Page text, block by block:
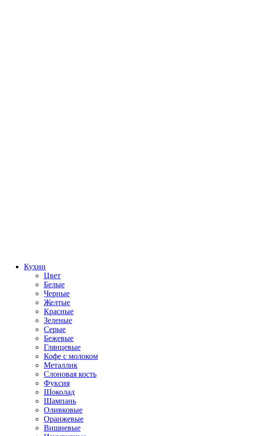
Кухни
Цвет
Белые
Черные
Желтые
Красные
Зеленые
Серые
Бежевые
Глянцевые
Кофе с молоком
Металлик
Слоновая кость
Фуксия
Шоколад
Шампань
Оливковые
Оранжевые
Вишневые